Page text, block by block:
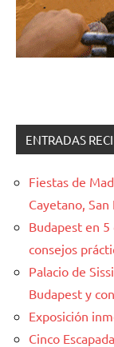
ENTRADAS
Fiestas de
Cayetano,
Budapest en 5
consejos
Palacio de
Budapest y
Exposición
Cinco